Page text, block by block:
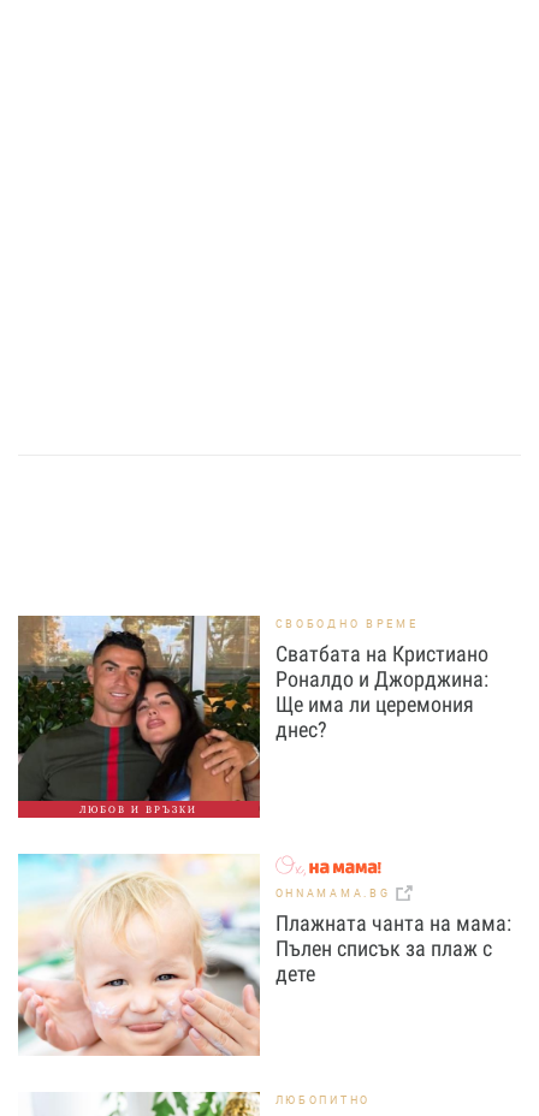
ЛЮБОВ И ВРЪЗКИ
СВОБОДНО ВРЕМЕ
Сватбата на Кристиано
Роналдо и Джорджина:
Ще има ли церемония
днес?
OHNAMAMA.BG
Плажната чанта на мама:
Пълен списък за плаж с
дете
ЛЮБОПИТНО